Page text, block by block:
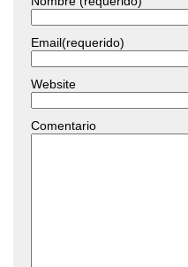
Email(requerido)
Website
Comentario